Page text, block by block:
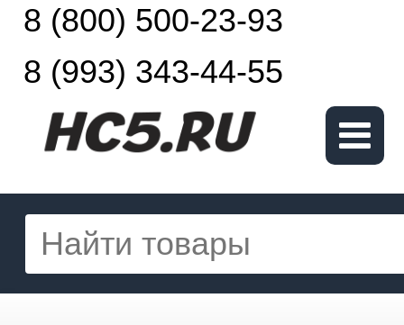
8 (800) 500-23-93
8 (993) 343-44-55